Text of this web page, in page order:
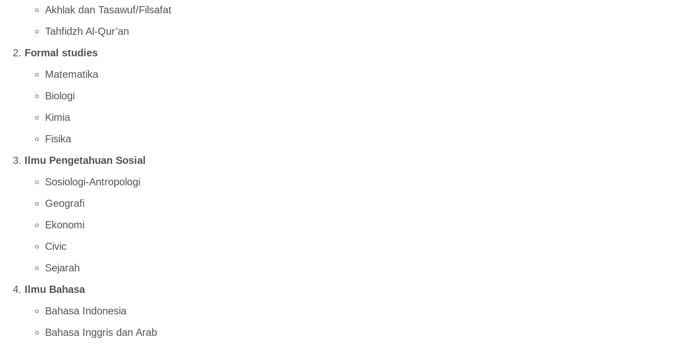
Akhlak dan Tasawuf/Filsafat
Tahfidzh Al-Qur’an
Formal studies
Matematika
Biologi
Kimia
Fisika
Ilmu Pengetahuan Sosial
Sosiologi-Antropologi
Geografi
Ekonomi
Civic
Sejarah
Ilmu Bahasa
Bahasa Indonesia
Bahasa Inggris dan Arab